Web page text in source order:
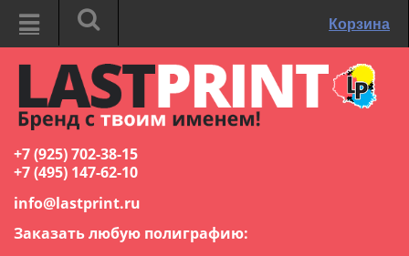
Корзина
+7 (925) 702-38-15
+7 (495) 147-62-10
info@lastprint.ru
Заказать любую полиграфию: